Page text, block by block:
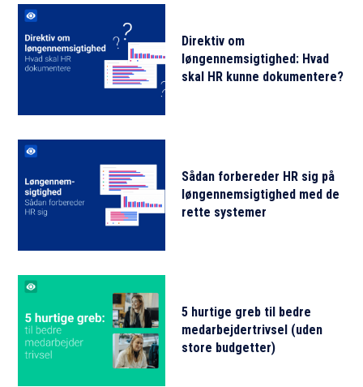
Direktiv om
løngennemsigtighed: Hvad
skal HR kunne dokumentere?
Sådan forbereder HR sig på
løngennemsigtighed med de
rette systemer
5 hurtige greb til bedre
medarbejdertrivsel (uden
store budgetter)